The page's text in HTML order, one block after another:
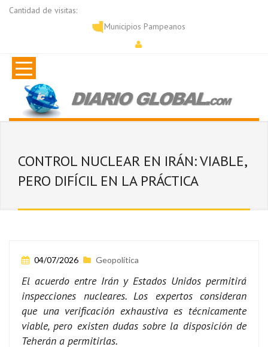
Cantidad de visitas:
Municipios Pampeanos
CONTROL NUCLEAR EN IRÁN: VIABLE,
PERO DIFÍCIL EN LA PRÁCTICA
04/07/2026 Geopolítica
El acuerdo entre Irán y Estados Unidos permitirá
inspecciones nucleares. Los expertos consideran
que una verificación exhaustiva es técnicamente
viable, pero existen dudas sobre la disposición de
Teherán a permitirlas.